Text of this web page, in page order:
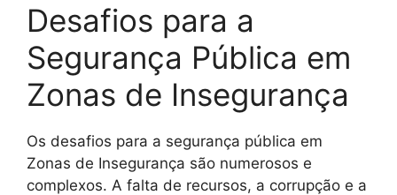
Desafios para a
Segurança Pública em
Zonas de Insegurança
Os desafios para a segurança pública em
Zonas de Insegurança são numerosos e
complexos. A falta de recursos, a corrupção e a